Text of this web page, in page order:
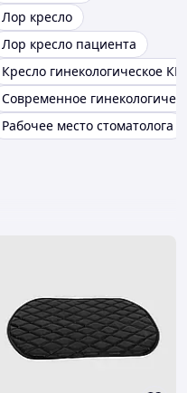
Лор кресло
Лор кресло пациента
Кресло гинекологическое
Современное
Рабочее место стоматолога